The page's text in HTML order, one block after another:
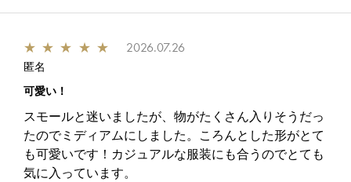
★ ★ ★ ★ ★ 2026.07.26
匿名
可愛い！
スモールと迷いましたが、物がたくさん入りそうだっ
たのでミディアムにしました。ころんとした形がとて
も可愛いです！カジュアルな服装にも合うのでとても
気に入っています。